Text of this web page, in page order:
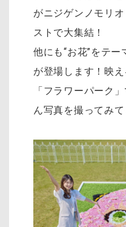
がニジゲンノモリ
ストで大集結！
他にも“お花”をテ
が登場します！映
「フラワーパーク
ん写真を撮ってみて